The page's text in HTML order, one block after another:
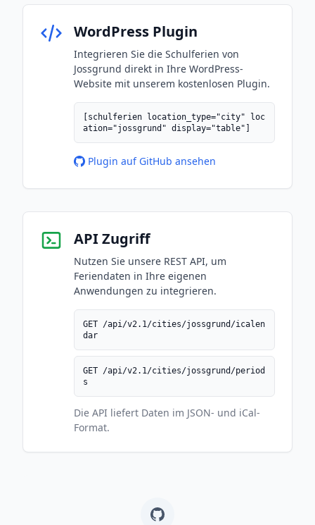
WordPress Plugin
Integrieren Sie die Schulferien von
Jossgrund direkt in Ihre WordPress-
Website mit unserem kostenlosen Plugin.
[schulferien location_type="city" loc
ation="jossgrund" display="table"]
Plugin auf GitHub ansehen
API Zugriff
Nutzen Sie unsere REST API, um
Feriendaten in Ihre eigenen
Anwendungen zu integrieren.
GET /api/v2.1/cities/jossgrund/icalen
dar
GET /api/v2.1/cities/jossgrund/period
s
Die API liefert Daten im JSON- und iCal-
Format.